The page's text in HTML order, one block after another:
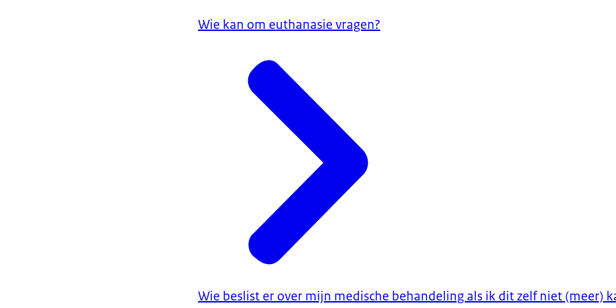
Wie kan om euthanasie vragen?
Wie beslist er over mijn medische behandeling als ik dit zelf niet (meer)